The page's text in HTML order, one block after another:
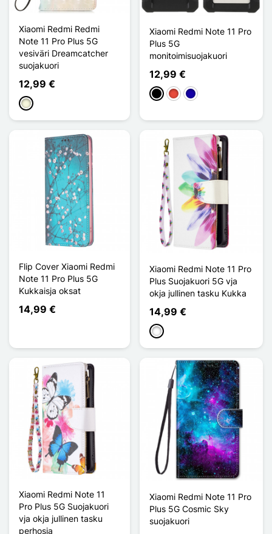
Xiaomi Redmi Redmi
Note 11 Pro Plus 5G
vesiväri Dreamcatcher
suojakuori
12,99 €
Beige
Xiaomi Redmi Note 11 Pro
Plus 5G
monitoimisuojakuori
12,99 €
MustaPunainenBleu Foncé
Flip Cover Xiaomi Redmi
Note 11 Pro Plus 5G
Kukkaisja oksat
14,99 €
Xiaomi Redmi Note 11 Pro
Plus Suojakuori 5G vja
okja jullinen tasku Kukka
14,99 €
Valkoinen
Xiaomi Redmi Note 11
Pro Plus 5G Suojakuori
vja okja jullinen tasku
perhosja
Xiaomi Redmi Note 11 Pro
Plus 5G Cosmic Sky
suojakuori